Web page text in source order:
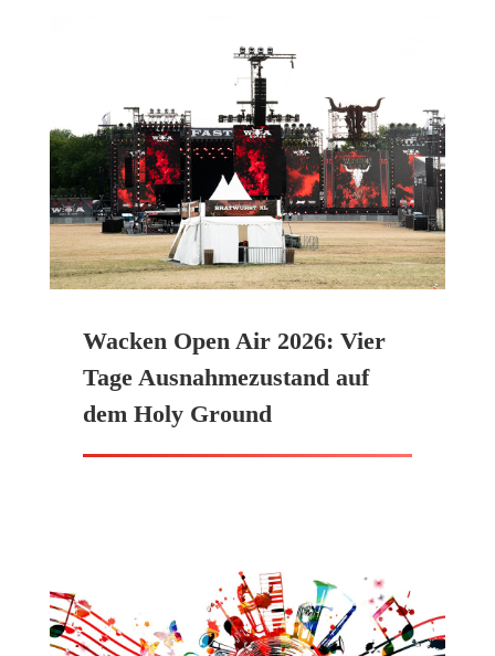
Wacken Open Air 2026: Vier
Tage Ausnahmezustand auf
dem Holy Ground